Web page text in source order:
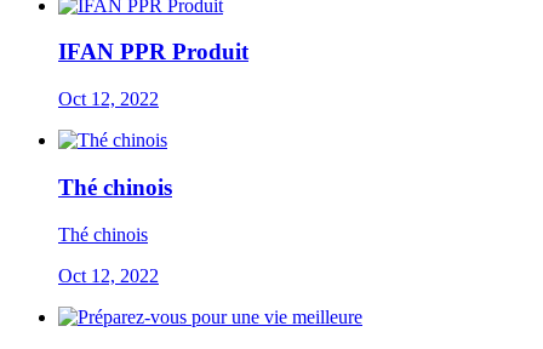
IFAN PPR Produit
Oct 12, 2022
Thé chinois
Thé chinois
Oct 12, 2022